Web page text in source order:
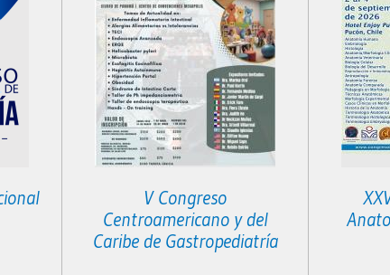
V Congreso
Centroamericano y del
Caribe de Gastropediatría